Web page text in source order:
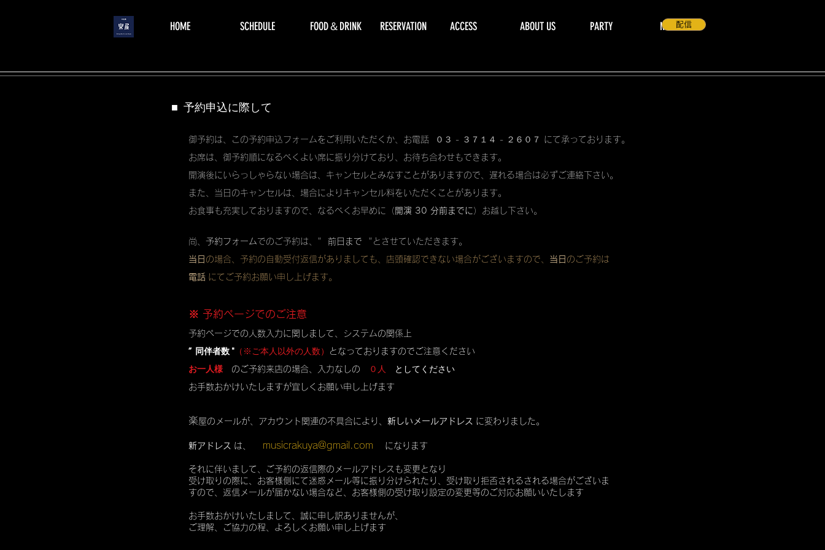
menu HOME SCHEDULE FOOD＆DRINK RESERVATION ACCESS ABOUT US PARTY NEWS配信
■ 予約申込に際して
御予約は、この予約申込フォームをご利用いただくか、お電話 ０３ - ３７１４ - ２６０７ にて承っております。
お席は、御予約順になるべくよい席に振り分けており、お待ち合わせもできます。
開演後にいらっしゃらない場合は、キャンセルとみなすことがありますので、遅れる場合は必ずご連絡下さい。
また、当日のキャンセルは、場合によりキャンセル料をいただくことがあります。
お食事も充実しておりますので、なるべくお早めに（ 開演 30 分前までに）お越し下さい。
尚、 予約フォームでのご予約は、" 前日まで "とさせていただきます。
当日 の場合、予約の自動受付返信がありましても、店頭確認できない場合がございますので、 当日 のご予約は
電話 にてご予約お願い申し上げます。
※ 予約ページでのご注意
予約ページでの人数入力に関しまして、システムの関係上
” 同伴者数 " （※ご本人以外の人数） となっておりますのでご注意ください
お一人様 のご予約来店の場合、入力なしの ０人 としてください
お手数おかけいたしますが宜しくお願い申し上げます
楽屋のメールが、アカウント関連の不具合により、 新しいメールアドレス に変わりました。
新アドレス は、 musicrakuya@gmail.com になります
それに伴いまして、ご予約の返信際のメールアドレスも変更となり
受け取りの際に、お客様側にて迷惑メール等に振り分けられたり、受け取り拒否されるされる場合がございま
すので、返信メールが届かない場合など、お客様側の受け取り設定の変更等のご対応お願いいたします
お手数おかけいたしまして、誠に申し訳ありませんが、
ご理解、ご協力の程、よろしくお願い申し上げます